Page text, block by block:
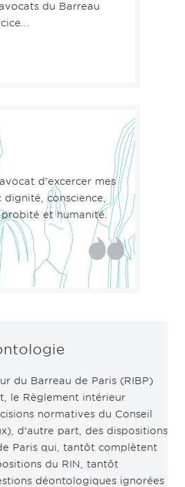
du Barreau
d'excercer mes
conscience,
et humanité.
du Barreau de Paris (RIBP)
le Règlement intérieur
normatives du Conseil
d’autre part, des dispositions
Paris qui, tantôt complètent
du RIN, tantôt
déontologiques ignorées